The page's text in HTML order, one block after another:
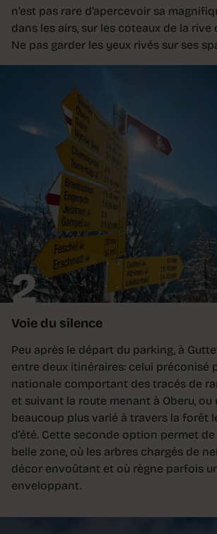
n’est pas rare d’apercevoir sa
dans les airs, sur les coteaux de la rive
Ne pas garder les yeux rivés sur ses
2
Voie du silence
Peu après le départ du parking, à
entre deux itinéraires: celui préconisé
nationale comportant des tracés de
et suivant la route menant à Oberu, ou
beaucoup plus varié à travers la forêt
d’été. Cette seconde option permet
belle zone, où les arbres chargés de
décor envoûtant et où règne parfois
enveloppant.